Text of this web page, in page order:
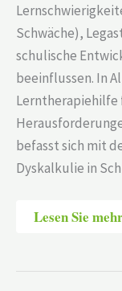
Schwäche),
schulische
beeinflussen. In
Lerntherapiehilfe
befasst sich mit
Dyskalkulie in
Lesen Sie